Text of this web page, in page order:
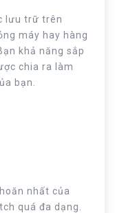
lưu trữ trên
máy hay hàng
khả năng sắp
chia ra làm
bạn.
nhất của
quá đa dạng.